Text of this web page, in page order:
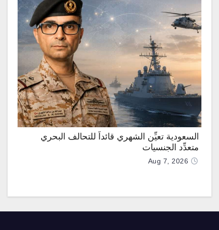
السعودية تعيِّن الشهري قائداً للتحالف البحري
متعدِّد الجنسيات
Aug 7, 2026